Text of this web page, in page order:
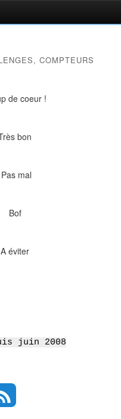
COMPTEURS
de coeur !
bon
Pas mal
Bof
A éviter
juin 2008